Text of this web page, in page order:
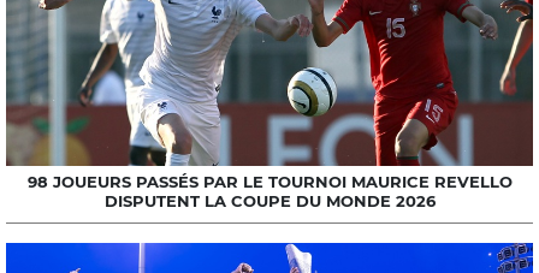
98 JOUEURS PASSÉS PAR LE TOURNOI MAURICE REVELLO
DISPUTENT LA COUPE DU MONDE 2026